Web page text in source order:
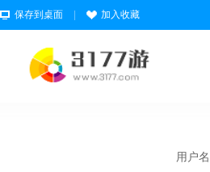
保存到桌面 加入收藏
用户名